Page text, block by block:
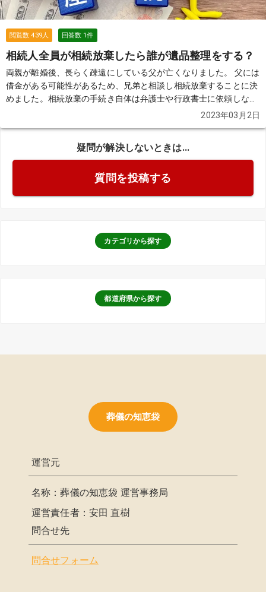
閲覧数439人 回答数 1件
相続人全員が相続放棄したら誰が遺品整理をする？
両親が離婚後、長らく疎遠にしている父が亡くなりました。 父には
借金がある可能性があるため、兄弟と相談し相続放棄することに決
めました。相続放棄の手続き自体は弁護士や行政書士に依頼しなく
ても自身で家庭裁判所に申し立てしてスムーズに進み、無事に申述
しょうか？ 父は晩年賃貸住宅で一人暮らしだったようです。賃貸住
宅の大家さんがおこなってくれるのでしょうか？
2023年03月2日
疑問が解決しないときは...
質問を投稿する
カテゴリから探す
都道府県から探す
葬儀の知恵袋
運営元
名称：葬儀の知恵袋 運営事務局
運営責任者：安田 直樹
問合せ先
問合せフォーム